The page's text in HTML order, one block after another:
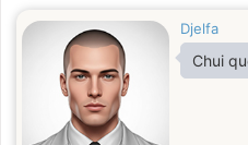
Djelfa
Chui